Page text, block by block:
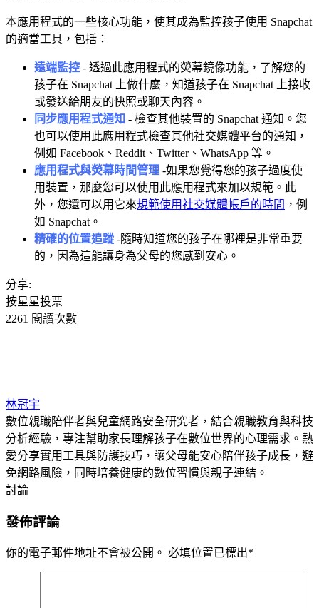
本應用程式的一些核心功能，使其成為監控孩子使用 Snapchat
的適當工具，包括：
遠端監控 - 透過此應用程式的熒幕鏡像功能，了解您的
孩子在 Snapchat 上做什麼，知道孩子在 Snapchat 上接收
或發送給朋友的快照或聊天內容。
同步應用程式通知 - 檢查其他裝置的 Snapchat 通知。您
也可以使用此應用程式檢查其他社交媒體平台的通知，
例如 Facebook、Reddit、Twitter、WhatsApp 等。
應用程式與熒幕時間管理 -如果您覺得您的孩子過度使
用裝置，那麼您可以使用此應用程式來加以規範。此
外，您還可以用它來規範使用社交媒體帳戶的時間 ，例
如 Snapchat。
精確的位置追蹤 -隨時知道您的孩子在哪裡是非常重要
的，因為這能讓身為父母的您感到安心。
分享:
按星星投票
2261 閲讀次數
林冠宇
數位親職陪伴者與兒童網路安全研究者，結合親職教育與科技
分析經驗，專注幫助家長理解孩子在數位世界的心理需求。熱
愛分享實用工具與防護技巧，讓父母能安心陪伴孩子成長，避
免網路風險，同時培養健康的數位習慣與親子連結。
討論
發佈評論
你的電子郵件地址不會被公開。 必填位置已標出*